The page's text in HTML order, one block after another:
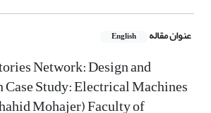
عنوان مقاله English
Network: Design and
Study: Electrical Machines
Mohajer) Faculty of